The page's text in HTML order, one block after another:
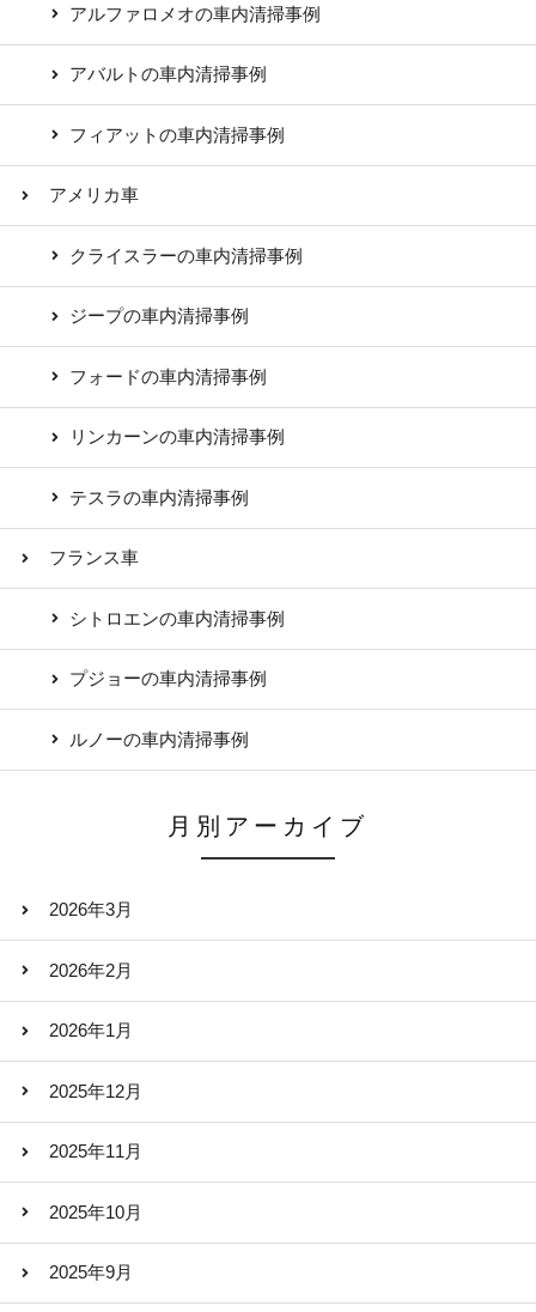
アルファロメオの車内清掃事例
アバルトの車内清掃事例
フィアットの車内清掃事例
アメリカ車
クライスラーの車内清掃事例
ジープの車内清掃事例
フォードの車内清掃事例
リンカーンの車内清掃事例
テスラの車内清掃事例
フランス車
シトロエンの車内清掃事例
プジョーの車内清掃事例
ルノーの車内清掃事例
月別アーカイブ
2026年3月
2026年2月
2026年1月
2025年12月
2025年11月
2025年10月
2025年9月